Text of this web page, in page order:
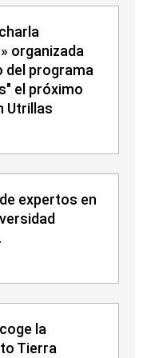
organizada
del programa
el próximo
Utrillas
expertos en
la
Tierra